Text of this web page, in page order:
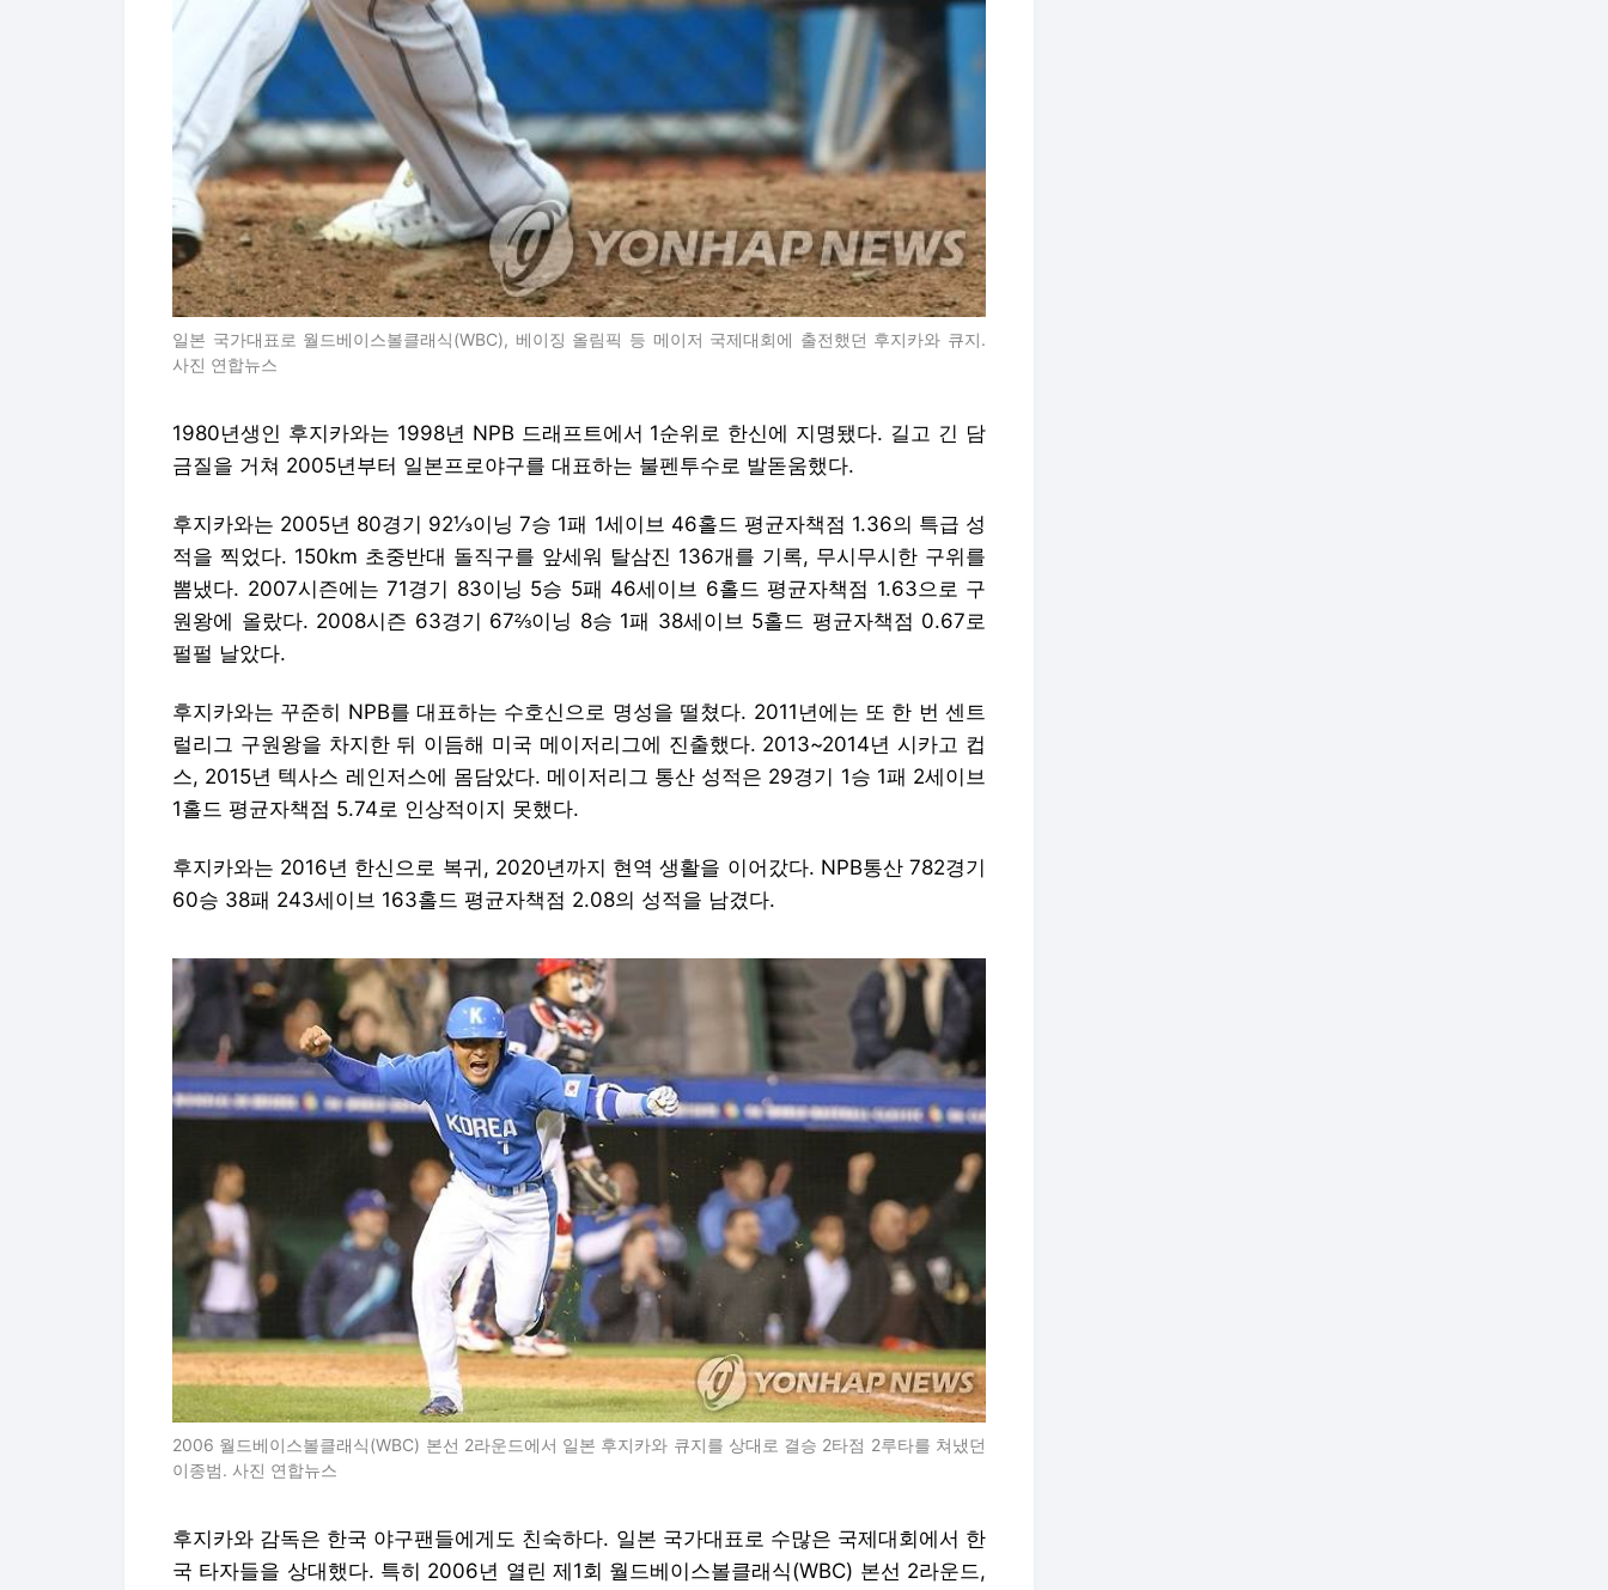
일본 국가대표로 월드베이스볼클래식(WBC), 베이징 올림픽 등 메이저 국제대회에 출전했던 후지카와 큐지.
사진 연합뉴스
1980년생인 후지카와는 1998년 NPB 드래프트에서 1순위로 한신에 지명됐다. 길고 긴 담
금질을 거쳐 2005년부터 일본프로야구를 대표하는 불펜투수로 발돋움했다.
후지카와는 2005년 80경기 92⅓이닝 7승 1패 1세이브 46홀드 평균자책점 1.36의 특급 성
적을 찍었다. 150km 초중반대 돌직구를 앞세워 탈삼진 136개를 기록, 무시무시한 구위를
뽐냈다. 2007시즌에는 71경기 83이닝 5승 5패 46세이브 6홀드 평균자책점 1.63으로 구
원왕에 올랐다. 2008시즌 63경기 67⅔이닝 8승 1패 38세이브 5홀드 평균자책점 0.67로
펄펄 날았다.
후지카와는 꾸준히 NPB를 대표하는 수호신으로 명성을 떨쳤다. 2011년에는 또 한 번 센트
럴리그 구원왕을 차지한 뒤 이듬해 미국 메이저리그에 진출했다. 2013~2014년 시카고 컵
스, 2015년 텍사스 레인저스에 몸담았다. 메이저리그 통산 성적은 29경기 1승 1패 2세이브
1홀드 평균자책점 5.74로 인상적이지 못했다.
후지카와는 2016년 한신으로 복귀, 2020년까지 현역 생활을 이어갔다. NPB통산 782경기
60승 38패 243세이브 163홀드 평균자책점 2.08의 성적을 남겼다.
2006 월드베이스볼클래식(WBC) 본선 2라운드에서 일본 후지카와 큐지를 상대로 결승 2타점 2루타를 쳐냈던
이종범. 사진 연합뉴스
후지카와 감독은 한국 야구팬들에게도 친숙하다. 일본 국가대표로 수많은 국제대회에서 한
국 타자들을 상대했다. 특히 2006년 열린 제1회 월드베이스볼클래식(WBC) 본선 2라운드,